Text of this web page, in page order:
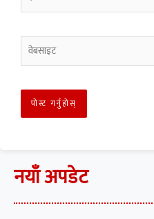
नयाँ अपडेट